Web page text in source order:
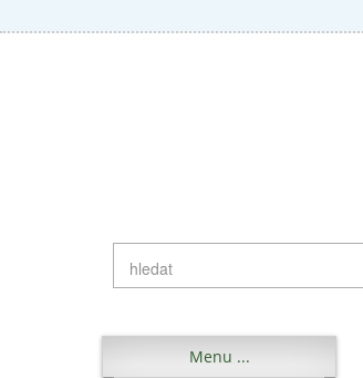
Menu ...